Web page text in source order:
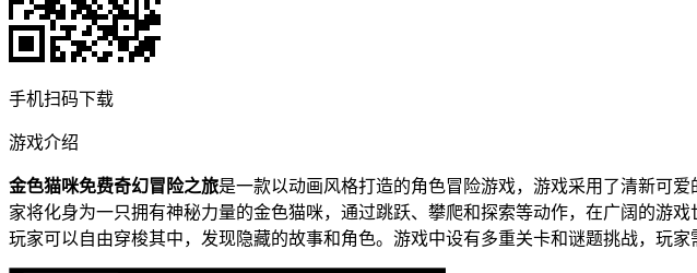
手机扫码下载
游戏介绍
金色猫咪免费奇幻冒险之旅是一款以动画风格打造的角色冒险游戏，游戏采用了清新可
家将化身为一只拥有神秘力量的金色猫咪，通过跳跃、攀爬和探索等动作，在广阔的游
玩家可以自由穿梭其中，发现隐藏的故事和角色。游戏中设有多重关卡和谜题挑战，玩